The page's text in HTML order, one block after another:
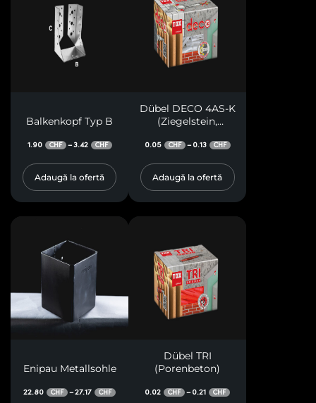
Balkenkopf Typ B
1.90 CHF –3.42 CHF
Adaugă la ofertă
Dübel DECO 4AS-K
(Ziegelstein,
Polystyrol)
0.05 CHF – 0.13 CHF
Adaugă la ofertă
Enipau Metallsohle
22.80 CHF –27.17 CHF
Dübel TRI
(Porenbeton)
0.02 CHF – 0.21 CHF